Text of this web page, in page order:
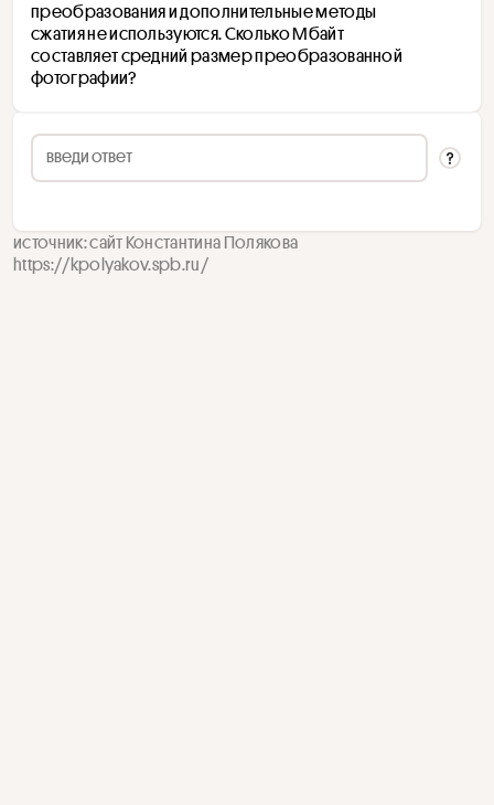
преобразования и дополнительные методы
сжатия не используются. Сколько Мбайт
составляет средний размер преобразованной
фотографии?
источник: сайт Константина Полякова
https://kpolyakov.spb.ru/